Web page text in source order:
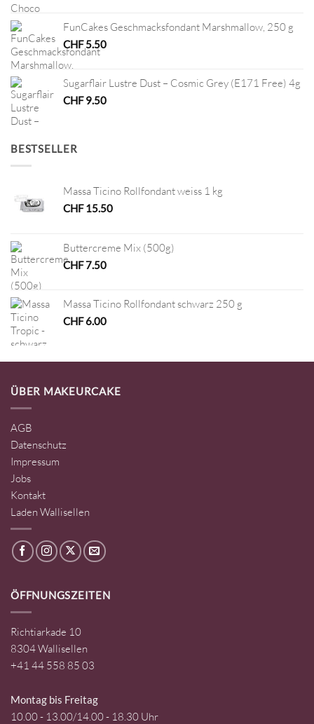
FunCakes Geschmacksfondant Marshmallow, 250 g
CHF5.50
Sugarflair Lustre Dust – Cosmic Grey (E171 Free) 4g
CHF9.50
BESTSELLER
Massa Ticino Rollfondant weiss 1 kg
CHF15.50
Buttercreme Mix (500g)
CHF7.50
Massa Ticino Rollfondant schwarz 250 g
CHF6.00
ÜBER MAKEURCAKE
AGB
Datenschutz
Impressum
Jobs
Kontakt
Laden Wallisellen
ÖFFNUNGSZEITEN
Richtiarkade 10
8304 Wallisellen
+41 44 558 85 03
Montag bis Freitag
10.00 - 13.00/14.00 - 18.30 Uhr